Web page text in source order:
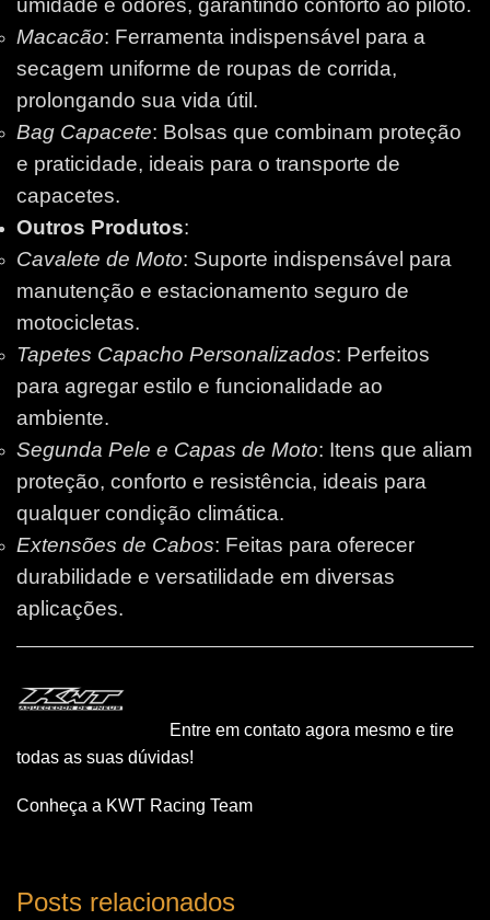
umidade e odores, garantindo conforto ao piloto.
Macacão: Ferramenta indispensável para a
secagem uniforme de roupas de corrida,
prolongando sua vida útil.
Bag Capacete: Bolsas que combinam proteção
e praticidade, ideais para o transporte de
capacetes.
Outros Produtos:
Cavalete de Moto: Suporte indispensável para
manutenção e estacionamento seguro de
motocicletas.
Tapetes Capacho Personalizados: Perfeitos
para agregar estilo e funcionalidade ao
ambiente.
Segunda Pele e Capas de Moto: Itens que aliam
proteção, conforto e resistência, ideais para
qualquer condição climática.
Extensões de Cabos: Feitas para oferecer
durabilidade e versatilidade em diversas
aplicações.
Entre em contato agora mesmo e tire
todas as suas dúvidas!
Conheça a KWT Racing Team
Posts relacionados